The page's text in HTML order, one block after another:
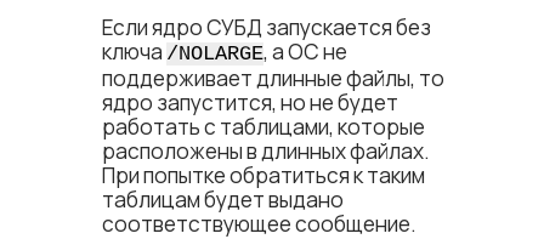
Если ядро СУБД запускается без
ключа /NOLARGE, а ОС не
поддерживает длинные файлы, то
ядро запустится, но не будет
работать с таблицами, которые
расположены в длинных файлах.
При попытке обратиться к таким
таблицам будет выдано
соответствующее сообщение.